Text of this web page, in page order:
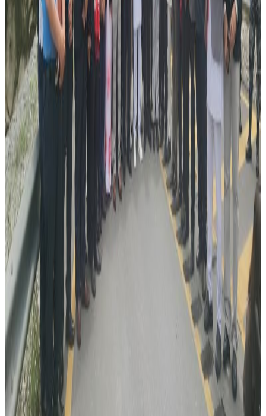
टिप्पणीहरू लोड हुँदैछ…
सम्बन्धित समाचार
विदेशबाट फर्किने नेपालीलाई प्रहरीको आग्रह:
अपरिचितको सुन वा सामान नबोक्नू
२०२६ अगस्ट ६
रोमानियामा रेलको ठक्करबाट दुई नेपालीको मृत्यु, दुई
घाइते
२०२६ अगस्ट ४
अष्ट्रेलियामा नर्सको तलब पाँचौं पटक वृद्धि
२०२६ अगस्ट ३
पाकिस्तानको ब्रोड पिकमा हिमपहिरो: बेपत्तामध्ये २
जनाको शव फेला
२०२६ अगस्ट १
कुवेतमा ड्रोन आक्रमणमा नेपालीको मृत्यु, मध्यपूर्व
तनावमा ज्यान गुमाउने नेपालीको संख्या दुई